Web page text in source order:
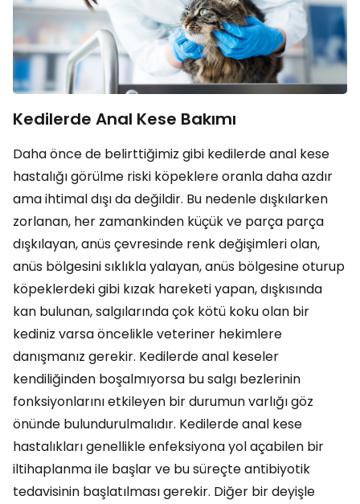
Kedilerde Anal Kese Bakımı
Daha önce de belirttiğimiz gibi kedilerde anal kese
hastalığı görülme riski köpeklere oranla daha azdır
ama ihtimal dışı da değildir. Bu nedenle dışkılarken
zorlanan, her zamankinden küçük ve parça parça
dışkılayan, anüs çevresinde renk değişimleri olan,
anüs bölgesini sıklıkla yalayan, anüs bölgesine oturup
köpeklerdeki gibi kızak hareketi yapan, dışkısında
kan bulunan, salgılarında çok kötü koku olan bir
kediniz varsa öncelikle veteriner hekimlere
danışmanız gerekir. Kedilerde anal keseler
kendiliğinden boşalmıyorsa bu salgı bezlerinin
fonksiyonlarını etkileyen bir durumun varlığı göz
önünde bulundurulmalıdır. Kedilerde anal kese
hastalıkları genellikle enfeksiyona yol açabilen bir
iltihaplanma ile başlar ve bu süreçte antibiyotik
tedavisinin başlatılması gerekir. Diğer bir deyişle